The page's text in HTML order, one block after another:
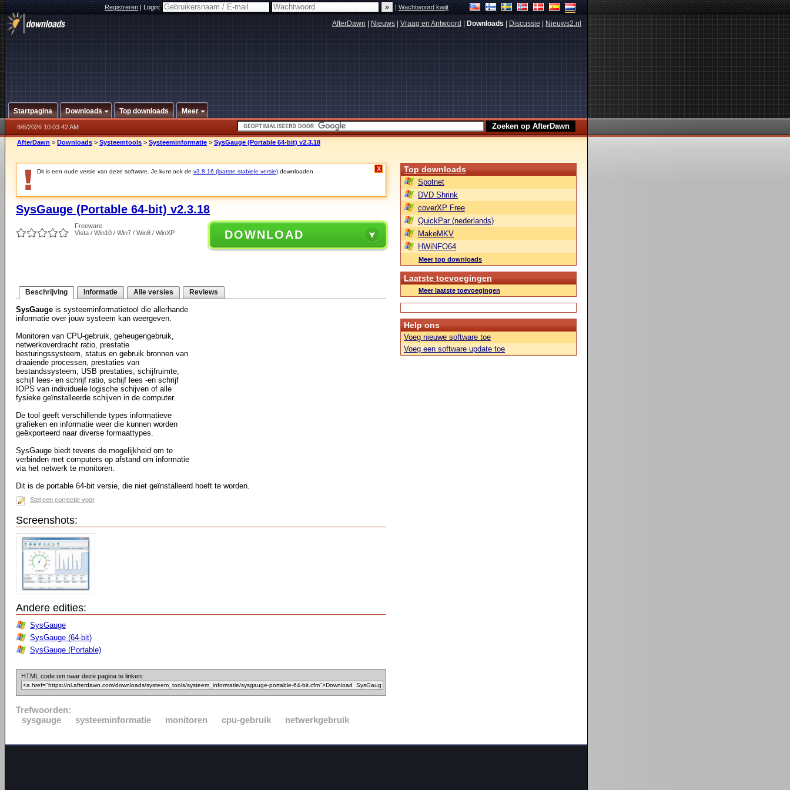
Registreren|Login: |Wachtwoord kwijt
AfterDawn Nieuws Vraag en Antwoord Downloads Discussie Nieuws2.nl
Startpagina Downloads Top downloads Meer
8/6/2026 10:03:42 AM
AfterDawn > Downloads > Systeemtools > Systeeminformatie > SysGauge (Portable 64-bit) v2.3.18
Dit is een oude versie van deze software. Je kunt ook de v3.8.16 (laatste stabiele versie) downloaden. X
SysGauge (Portable 64-bit) v2.3.18
Freeware
Vista / Win10 / Win7 / Win8 / WinXP
DOWNLOAD
Beschrijving Informatie Alle versies Reviews
SysGauge is systeeminformatietool die allerhande
informatie over jouw systeem kan weergeven.
Monitoren van CPU-gebruik, geheugengebruik,
netwerkoverdracht ratio, prestatie
besturingssysteem, status en gebruik bronnen van
draaiende processen, prestaties van
bestandssysteem, USB prestaties, schijfruimte,
schijf lees- en schrijf ratio, schijf lees -en schrijf
IOPS van individuele logische schijven of alle
fysieke geïnstalleerde schijven in de computer.
De tool geeft verschillende types informatieve
grafieken en informatie weer die kunnen worden
geëxporteerd naar diverse formaattypes.
SysGauge biedt tevens de mogelijkheid om te
verbinden met computers op afstand om informatie
via het netwerk te monitoren.
Dit is de portable 64-bit versie, die niet geïnstalleerd hoeft te worden.
Stel een correctie voor
Screenshots:
Andere edities:
SysGauge
SysGauge (64-bit)
SysGauge (Portable)
HTML code om naar deze pagina te linken:
Trefwoorden:
sysgauge
systeeminformatie monitoren cpu-gebruik netwerkgebruik
Top downloads
Spotnet
DVD Shrink
coverXP Free
QuickPar (nederlands)
MakeMKV
HWiNFO64
Meer top downloads
Laatste toevoegingen
Meer laatste toevoegingen
Help ons
Voeg nieuwe software toe
Voeg een software update toe